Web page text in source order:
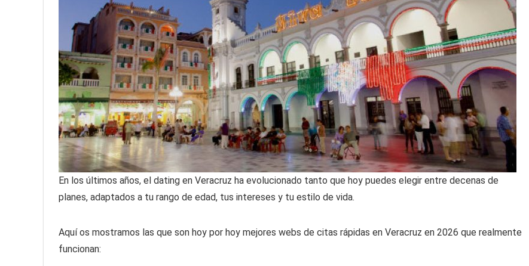
En los últimos años, el dating en Veracruz ha evolucionado tanto que hoy puedes elegir entre decenas de
planes, adaptados a tu rango de edad, tus intereses y tu estilo de vida.
Aquí os mostramos las que son hoy por hoy mejores webs de citas rápidas en Veracruz en 2026 que realmente
funcionan: